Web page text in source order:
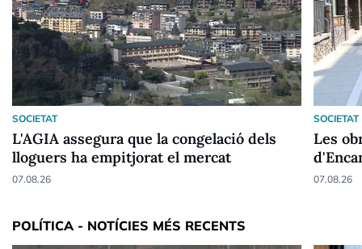
SOCIETAT
L'AGIA assegura que la congelació dels
lloguers ha empitjorat el mercat
07.08.26
SOCIETAT
Les
07.08.26
POLÍTICA - NOTÍCIES MÉS RECENTS